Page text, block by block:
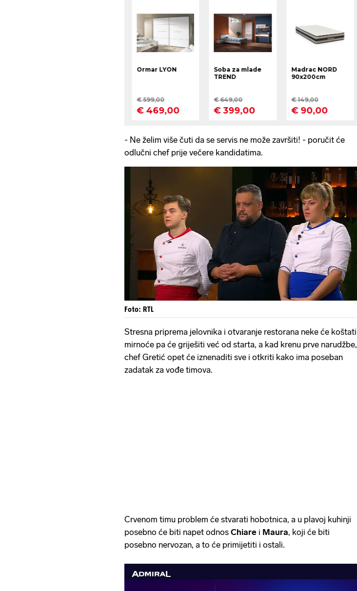
- Ne želim više čuti da se servis ne može završiti! - poručit će
odlučni chef prije večere kandidatima.
Foto: RTL
Stresna priprema jelovnika i otvaranje restorana neke će koštati
mirnoće pa će griješiti već od starta, a kad krenu prve narudžbe,
chef Gretić opet će iznenaditi sve i otkriti kako ima poseban
zadatak za vođe timova.
Crvenom timu problem će stvarati hobotnica, a u plavoj kuhinji
posebno će biti napet odnos Chiare i Maura, koji će biti
posebno nervozan, a to će primijetiti i ostali.